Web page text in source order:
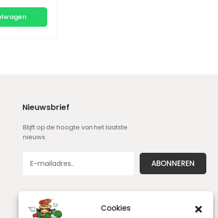
Cookies
Nieuwsbrief
Blijft op de hoogte van het laatste
nieuws.